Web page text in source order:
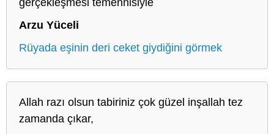
Arzu Yüceli
Rüyada eşinin deri ceket giydiğini görmek
Allah razı olsun tabiriniz çok güzel inşallah tez
zamanda çıkar,